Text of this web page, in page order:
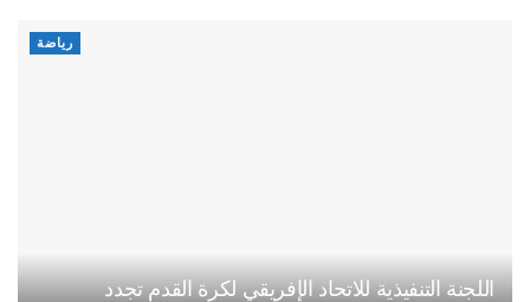
رياضة
اللجنة التنفيذية للاتحاد الإفريقي لكرة القدم تجدد